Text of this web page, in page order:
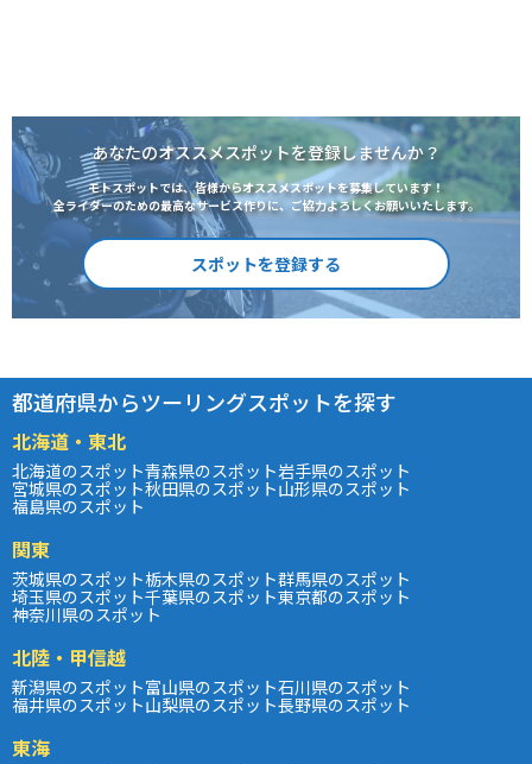
あなたのオススメスポットを登録しませんか？
モトスポットでは、皆様からオススメスポットを募集しています！
全ライダーのための最高なサービス作りに、ご協力よろしくお願いいたします。
スポットを登録する
都道府県からツーリングスポットを探す
北海道・東北
北海道のスポット青森県のスポット岩手県のスポット
宮城県のスポット秋田県のスポット山形県のスポット
福島県のスポット
関東
茨城県のスポット栃木県のスポット群馬県のスポット
埼玉県のスポット千葉県のスポット東京都のスポット
神奈川県のスポット
北陸・甲信越
新潟県のスポット富山県のスポット石川県のスポット
福井県のスポット山梨県のスポット長野県のスポット
東海